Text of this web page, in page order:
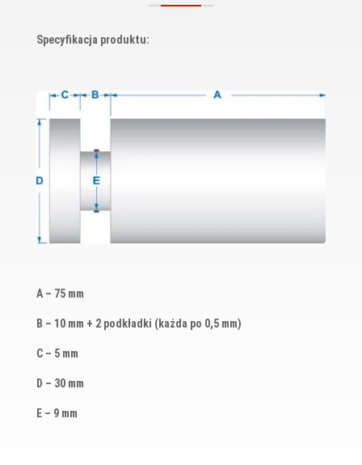
Specyfikacja produktu:
A – 75 mm
B – 10 mm + 2 podkładki (każda po 0,5 mm)
C – 5 mm
D – 30 mm
E – 9 mm